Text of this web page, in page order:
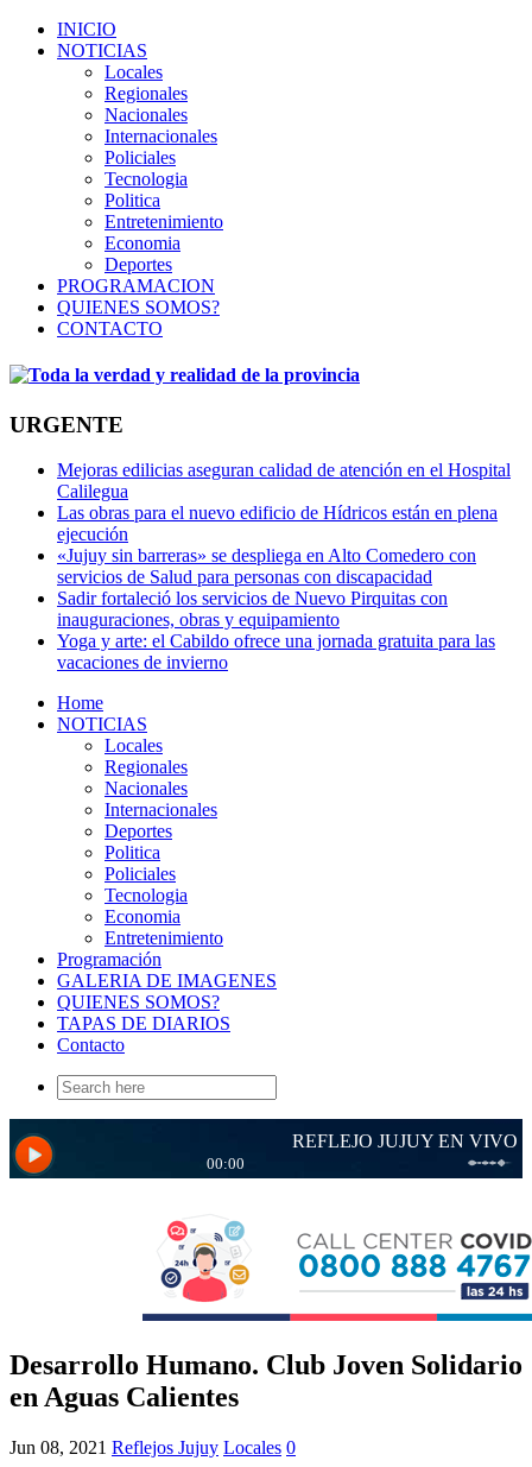
INICIO
NOTICIAS
Locales
Regionales
Nacionales
Internacionales
Policiales
Tecnologia
Politica
Entretenimiento
Economia
Deportes
PROGRAMACION
QUIENES SOMOS?
CONTACTO
URGENTE
Mejoras edilicias aseguran calidad de atención en el Hospital
Calilegua
Las obras para el nuevo edificio de Hídricos están en plena
ejecución
«Jujuy sin barreras» se despliega en Alto Comedero con
servicios de Salud para personas con discapacidad
Sadir fortaleció los servicios de Nuevo Pirquitas con
inauguraciones, obras y equipamiento
Yoga y arte: el Cabildo ofrece una jornada gratuita para las
vacaciones de invierno
Home
NOTICIAS
Locales
Regionales
Nacionales
Internacionales
Deportes
Politica
Policiales
Tecnologia
Economia
Entretenimiento
Programación
GALERIA DE IMAGENES
QUIENES SOMOS?
TAPAS DE DIARIOS
Contacto
Search
for:
Desarrollo Humano. Club Joven Solidario
en Aguas Calientes
Jun 08, 2021 Reflejos Jujuy Locales 0